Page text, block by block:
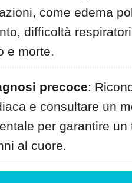
come edema
difficoltà
e morte.
precoce:
e consultare un
per garantire
al cuore.